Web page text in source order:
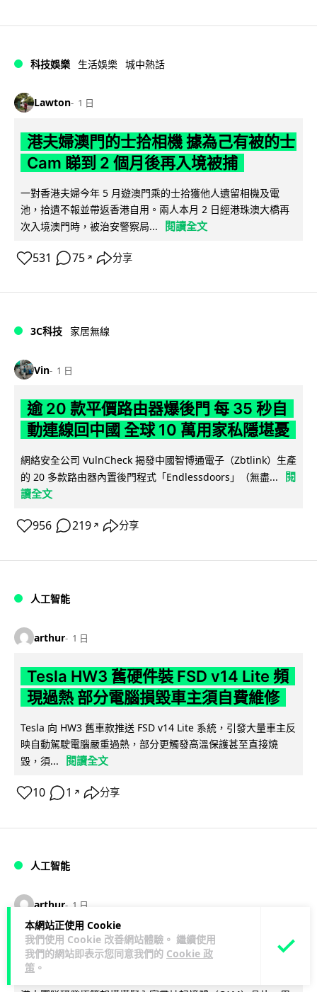
本網站正使用 Cookie
我們使用 Cookie 改善網站體驗。 繼續使用
我們的網站即表示您同意我們的 Cookie 政
策 。
科技娛樂 生活娛樂 城中熱話
Lawton 1 日
港夫婦澳門的士拾相機 據為己有被的士
Cam 睇到 2 個月後再入境被捕
一對香港夫婦今年 5 月遊澳門乘的士拾獲他人遺留相機及電
池，拾遺不報並帶返香港自用。兩人本月 2 日經港珠澳大橋再
次入境澳門時，被治安警察局...
閱讀全文
531 75 ↗ 分享
3C科技 家居無線
Vin 1 日
逾 20 款平價路由器爆後門 每 35 秒自
動連線回中國 全球 10 萬用家私隱堪憂
網絡安全公司 VulnCheck 揭發中國智博通電子（Zbtlink）生產
的 20 多款路由器內置後門程式「Endlessdoors」（無盡...
閱
讀全文
956 219 ↗ 分享
人工智能
arthur 1 日
Tesla HW3 舊硬件裝 FSD v14 Lite 頻
現過熱 部分電腦損毀車主須自費維修
Tesla 向 HW3 舊車款推送 FSD v14 Lite 系統，引發大量車主反
映自動駕駛電腦嚴重過熱，部分更觸發高溫保護甚至直接燒
毀，須...
閱讀全文
10 1 ↗ 分享
人工智能
arthur 1 日
港大工程學院研極簡架構晶片 搜尋速度
勝標準 CPU 1 億倍